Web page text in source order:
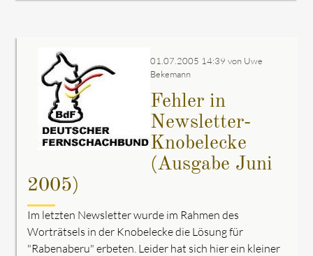
01.07.2005 14:39 von Uwe
Bekemann
Fehler in
Newsletter-
Knobelecke
(Ausgabe Juni
2005)
Im letzten Newsletter wurde im Rahmen des
Worträtsels in der Knobelecke die Lösung für
"Rabenaberu" erbeten. Leider hat sich hier ein kleiner